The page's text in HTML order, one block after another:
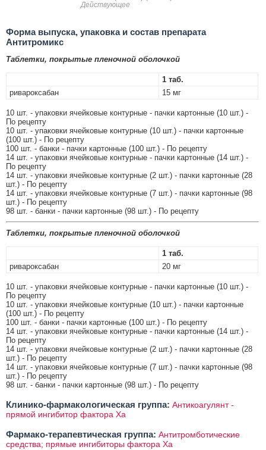
Действующее
Форма выпуска, упаковка и состав препарата
Антитромикс
Таблетки, покрытые пленочной оболочкой
1 таб.
ривароксабан
15 мг
10 шт. - упаковки ячейковые контурные - пачки картонные (10 шт.) -
По рецепту
10 шт. - упаковки ячейковые контурные (10 шт.) - пачки картонные
(100 шт.) - По рецепту
100 шт. - банки - пачки картонные (100 шт.) - По рецепту
14 шт. - упаковки ячейковые контурные - пачки картонные (14 шт.) -
По рецепту
14 шт. - упаковки ячейковые контурные (2 шт.) - пачки картонные (28
шт.) - По рецепту
14 шт. - упаковки ячейковые контурные (7 шт.) - пачки картонные (98
шт.) - По рецепту
98 шт. - банки - пачки картонные (98 шт.) - По рецепту
Таблетки, покрытые пленочной оболочкой
1 таб.
ривароксабан
20 мг
10 шт. - упаковки ячейковые контурные - пачки картонные (10 шт.) -
По рецепту
10 шт. - упаковки ячейковые контурные (10 шт.) - пачки картонные
(100 шт.) - По рецепту
100 шт. - банки - пачки картонные (100 шт.) - По рецепту
14 шт. - упаковки ячейковые контурные - пачки картонные (14 шт.) -
По рецепту
14 шт. - упаковки ячейковые контурные (2 шт.) - пачки картонные (28
шт.) - По рецепту
14 шт. - упаковки ячейковые контурные (7 шт.) - пачки картонные (98
шт.) - По рецепту
98 шт. - банки - пачки картонные (98 шт.) - По рецепту
Клинико-фармакологическая группа: Антикоагулянт -
прямой ингибитор фактора Xa
Фармако-терапевтическая группа: Антитромботические
средства; прямые ингибиторы фактора Ха